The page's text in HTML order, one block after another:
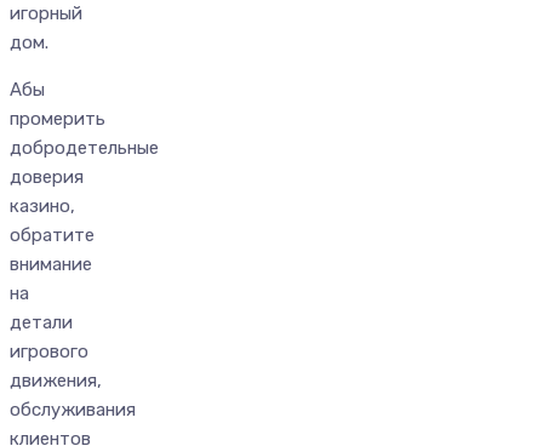
игорный
дом.
Абы
промерить
добродетельные
доверия
казино,
обратите
внимание
на
детали
игрового
движения,
обслуживания
клиентов